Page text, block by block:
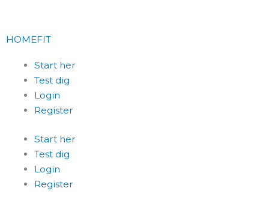
content
HOMEFIT
Start her
Test dig
Login
Register
Start her
Test dig
Login
Register